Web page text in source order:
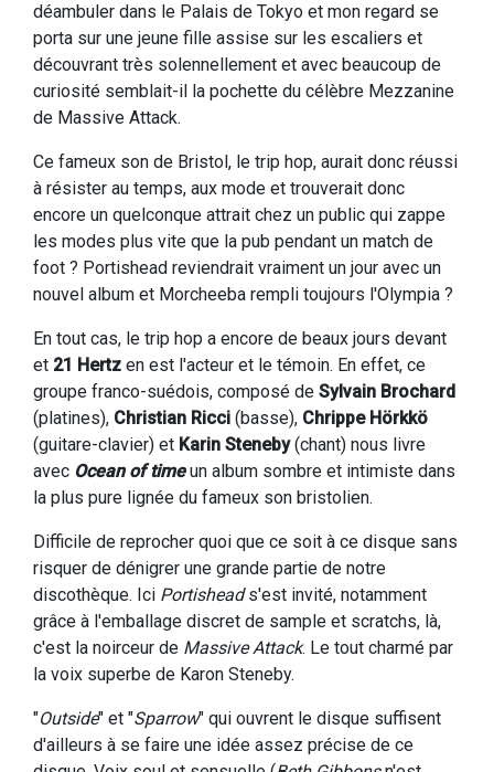
déambuler dans le Palais de Tokyo et mon regard se
porta sur une jeune fille assise sur les escaliers et
découvrant très solennellement et avec beaucoup de
curiosité semblait-il la pochette du célèbre Mezzanine
de Massive Attack.
Ce fameux son de Bristol, le trip hop, aurait donc réussi
à résister au temps, aux mode et trouverait donc
encore un quelconque attrait chez un public qui zappe
les modes plus vite que la pub pendant un match de
foot ? Portishead reviendrait vraiment un jour avec un
nouvel album et Morcheeba rempli toujours l'Olympia ?
En tout cas, le trip hop a encore de beaux jours devant
et 21 Hertz en est l'acteur et le témoin. En effet, ce
groupe franco-suédois, composé de Sylvain Brochard
(platines), Christian Ricci (basse), Chrippe Hörkkö
(guitare-clavier) et Karin Steneby(chant) nous livre
avec Ocean of timeun album sombre et intimiste dans
la plus pure lignée du fameux son bristolien.
Difficile de reprocher quoi que ce soit à ce disque sans
risquer de dénigrer une grande partie de notre
discothèque. Ici Portisheads'est invité, notamment
grâce à l'emballage discret de sample et scratchs, là,
c'est la noirceur de Massive Attack. Le tout charmé par
la voix superbe de Karon Steneby.
"Outside" et "Sparrow" qui ouvrent le disque suffisent
d'ailleurs à se faire une idée assez précise de ce